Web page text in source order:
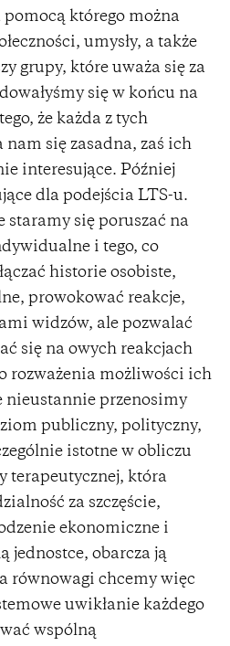
którego można
umysły, a także
grupy, które uważa się za
się w końcu na
że każda z tych
nam się zasadna, zaś ich
interesujące. Później
dla podejścia LTS-u.
staramy się poruszać na
i tego, co
historie osobiste,
prowokować reakcje,
widzów, ale pozwalać
się na owych reakcjach
rozważenia możliwości ich
nieustannie przenosimy
publiczny, polityczny,
istotne w obliczu
terapeutycznej, która
za szczęście,
ekonomiczne i
jednostce, obarcza ją
równowagi chcemy więc
uwikłanie każdego
wspólną